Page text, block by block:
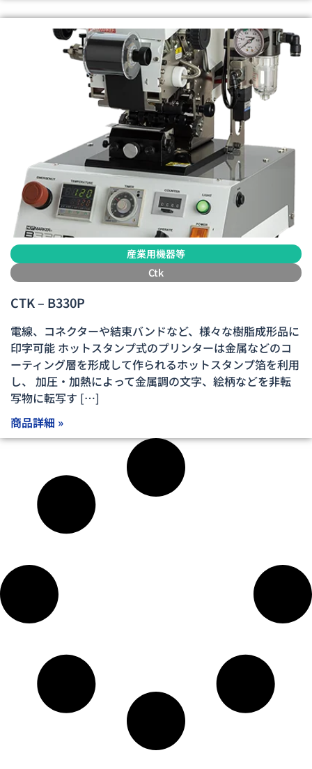
産業用機器等
Ctk
CTK – B330P
電線、コネクターや結束バンドなど、様々な樹脂成形品に
印字可能 ホットスタンプ式のプリンターは金属などのコ
ーティング層を形成して作られるホットスタンプ箔を利用
し、 加圧・加熱によって金属調の文字、絵柄などを非転
写物に転写す […]
商品詳細 »